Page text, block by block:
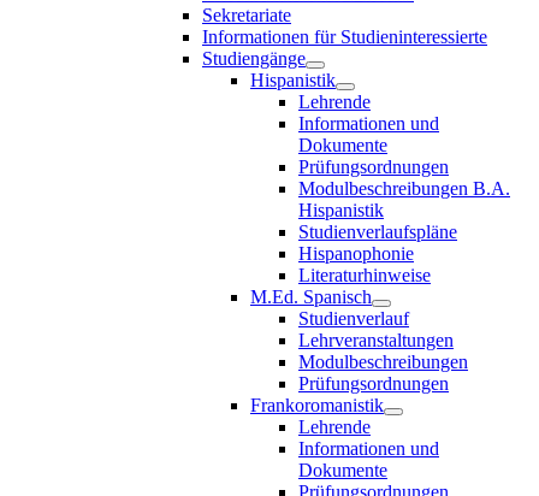
Sekretariate
Informationen für Studieninteressierte
Studiengänge
Hispanistik
Lehrende
Informationen und
Dokumente
Prüfungsordnungen
Modulbeschreibungen B.A.
Hispanistik
Studienverlaufspläne
Hispanophonie
Literaturhinweise
M.Ed. Spanisch
Studienverlauf
Lehrveranstaltungen
Modulbeschreibungen
Prüfungsordnungen
Frankoromanistik
Lehrende
Informationen und
Dokumente
Prüfungsordnungen